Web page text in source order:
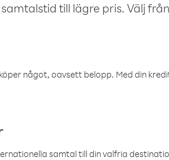
till lägre pris. Välj
något, oavsett belopp. Med din
samtal till din valfria